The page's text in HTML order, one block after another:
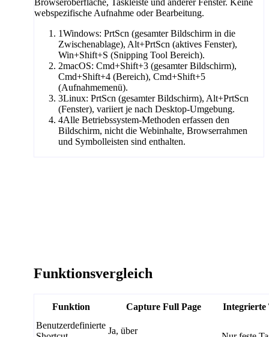
Browseroberfläche, Taskleiste und anderer Fenster. Keine
webspezifische Aufnahme oder Bearbeitung.
1Windows: PrtScn (gesamter Bildschirm in die
Zwischenablage), Alt+PrtScn (aktives Fenster),
Win+Shift+S (Snipping Tool Bereich).
2macOS: Cmd+Shift+3 (gesamter Bildschirm),
Cmd+Shift+4 (Bereich), Cmd+Shift+5
(Aufnahmemenü).
3Linux: PrtScn (gesamter Bildschirm), Alt+PrtScn
(Fenster), variiert je nach Desktop-Umgebung.
4Alle Betriebssystem-Methoden erfassen den
Bildschirm, nicht die Webinhalte, Browserrahmen
und Symbolleisten sind enthalten.
Funktionsvergleich
Funktion Capture Full Page
Integrierte
Benutzerdefinierte
Ja, über